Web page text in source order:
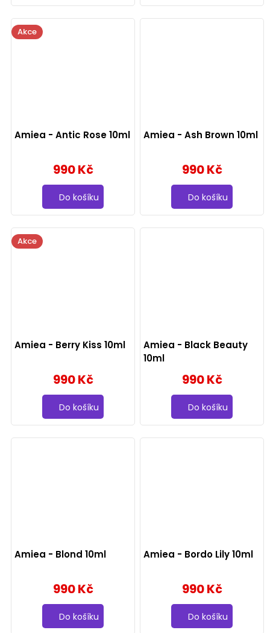
Akce
Amiea - Antic Rose 10ml
990 Kč
Do košíku
Amiea - Ash Brown 10ml
990 Kč
Do košíku
Akce
Amiea - Berry Kiss 10ml
990 Kč
Do košíku
Amiea - Black Beauty
10ml
990 Kč
Do košíku
Amiea - Blond 10ml
990 Kč
Do košíku
Amiea - Bordo Lily 10ml
990 Kč
Do košíku